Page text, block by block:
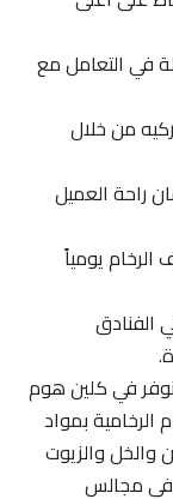
التعامل مع
من خلال
العميل
يومياً
في كلين هوم
بمواد
والزيوت
مجالس